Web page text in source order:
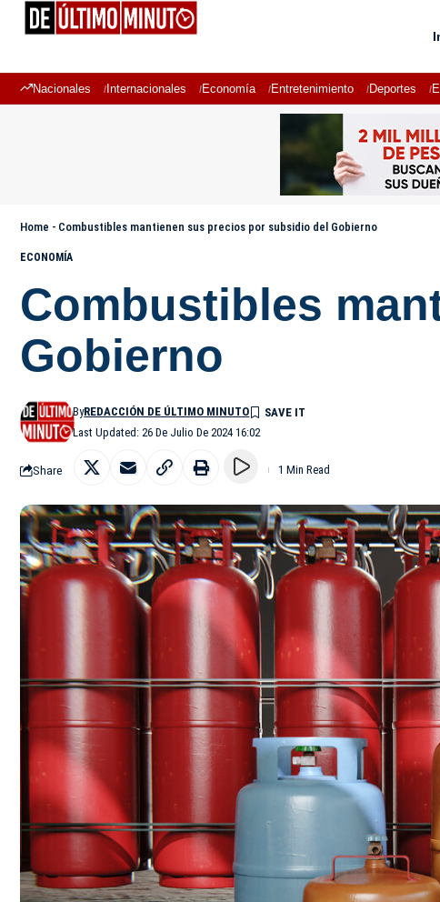
Nacionales Internacionales Economía Entretenimiento Deportes
Home - Combustibles mantienen sus precios por subsidio del Gobierno
ECONOMÍA
Combustibles
Gobierno
Last Updated: 26 De Julio De 2024 16:02
ByREDACCIÓN DE ÚLTIMO MINUTO
Share 1 Min Read